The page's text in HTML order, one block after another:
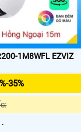
'
1M8WFL EZVIZ
35%
.